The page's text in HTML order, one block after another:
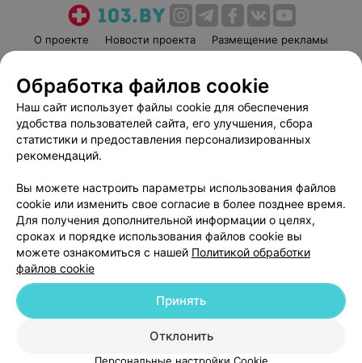
О проекте Новости проекта
Размещение рекламы
Пользовательское соглашение
Способы оплаты
Вакансии
Партнеры
Написать руководителю 103.by
Обработка персональных данных
© 2026 ООО «Артокс Лаб», УНП 191700409
| 220012, Республика Беларусь,
Служба поддержки +375 291212755
Обработка файлов cookie
Наш сайт использует файлы cookie для обеспечения
удобства пользователей сайта, его улучшения, сбора
статистики и предоставления персонализированных
рекомендаций.
Вы можете настроить параметры использования файлов
cookie или изменить свое согласие в более позднее время.
Для получения дополнительной информации о целях,
сроках и порядке использования файлов cookie вы
можете ознакомиться с нашей Политикой обработки
файлов cookie
Отклонить
Принять